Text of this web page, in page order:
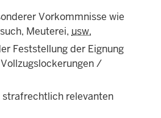
Vorkommnisse wie
Meuterei, usw.
Feststellung der Eignung
/
relevanten